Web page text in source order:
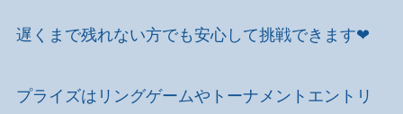
遅くまで残れない方でも安心して挑戦できます❤
プライズはリングゲームやトーナメントエントリ